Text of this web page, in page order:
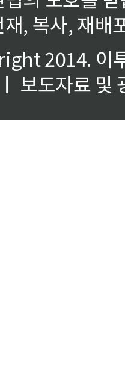
, 복사, 재배
2014. 이
보도자료